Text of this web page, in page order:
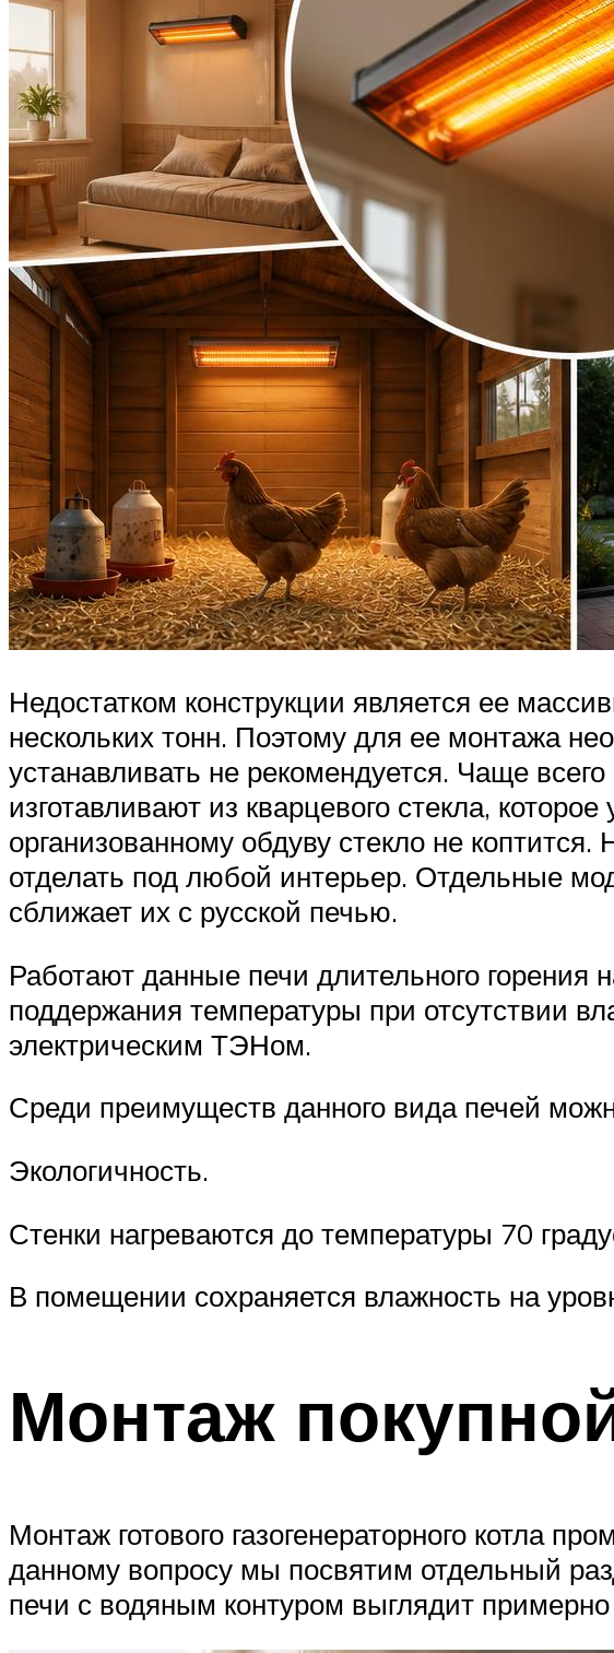
Недостатком конструкции является ее
нескольких тонн. Поэтому для ее монтажа
устанавливать не рекомендуется. Чаще
изготавливают из кварцевого стекла,
организованному обдуву стекло не
отделать под любой интерьер. Отдельные
сближает их с русской печью.
Работают данные печи длительного горения
поддержания температуры при отсутствии
электрическим ТЭНом.
Среди преимуществ данного вида печей
Экологичность.
Стенки нагреваются до температуры 70
В помещении сохраняется влажность на
Монтаж
Монтаж готового газогенераторного котла
данному вопросу мы посвятим отдельный
печи с водяным контуром выглядит